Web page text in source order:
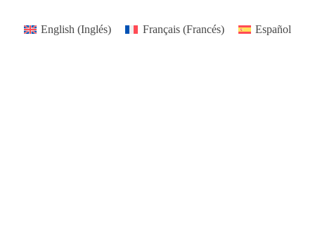
English (Inglés) Français(Francés) Español